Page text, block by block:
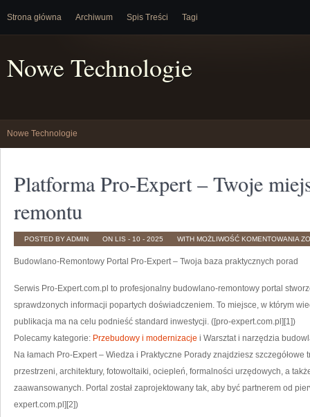
Strona główna Archiwum Spis Treści Tagi
Nowe Technologie
Nowe Technologie
Platforma Pro-Expert – Twoje
remontu
POSTED BY ADMIN ON LIS - 10 - 2025 WITH MOŻLIWOŚĆ KOMENTOWANIA
Budowlano-Remontowy Portal Pro-Expert – Twoja baza praktycznych porad
Serwis Pro-Expert.com.pl to profesjonalny budowlano-remontowy portal
sprawdzonych informacji popartych doświadczeniem. To miejsce, w którym
publikacja ma na celu podnieść standard inwestycji. ([pro-expert.com.pl][1])
Polecamy kategorie: Przebudowy i modernizacje i Warsztat i narzędzia
Na łamach Pro-Expert – Wiedza i Praktyczne Porady znajdziesz
przestrzeni, architektury, fotowoltaiki, ociepleń, formalności urzędowych, a
zaawansowanych. Portal został zaprojektowany tak, aby być partnerem od
expert.com.pl][2])